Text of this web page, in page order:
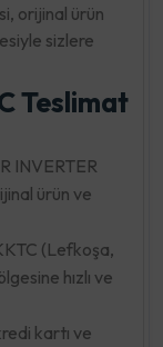
orijinal ürün
sizlere
Teslimat
INVERTER
ürün ve
(Lefkoşa,
hızlı ve
kartı ve